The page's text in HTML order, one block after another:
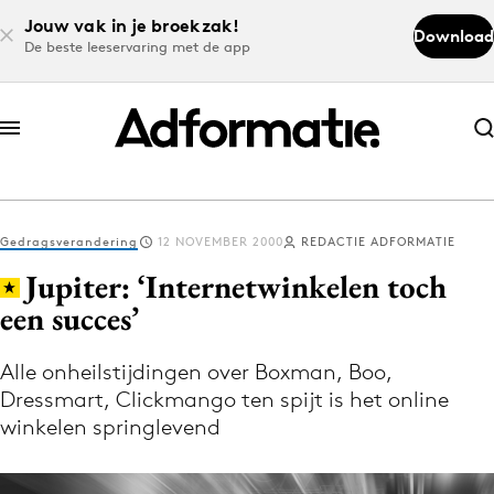
Jouw vak in je broekzak!
De beste leeservaring met de app
Download
Abonneer nu
Abonneer nu
Log in
Volg het laatste nieuws via de Adformatie
Nieuws app
Gedragsverandering 12 NOVEMBER 2000 REDACTIE ADFORMATIE
Jupiter: ‘Internetwinkelen toch
een succes’
Alle onheilstijdingen over Boxman, Boo,
Dressmart, Clickmango ten spijt is het online
winkelen springlevend